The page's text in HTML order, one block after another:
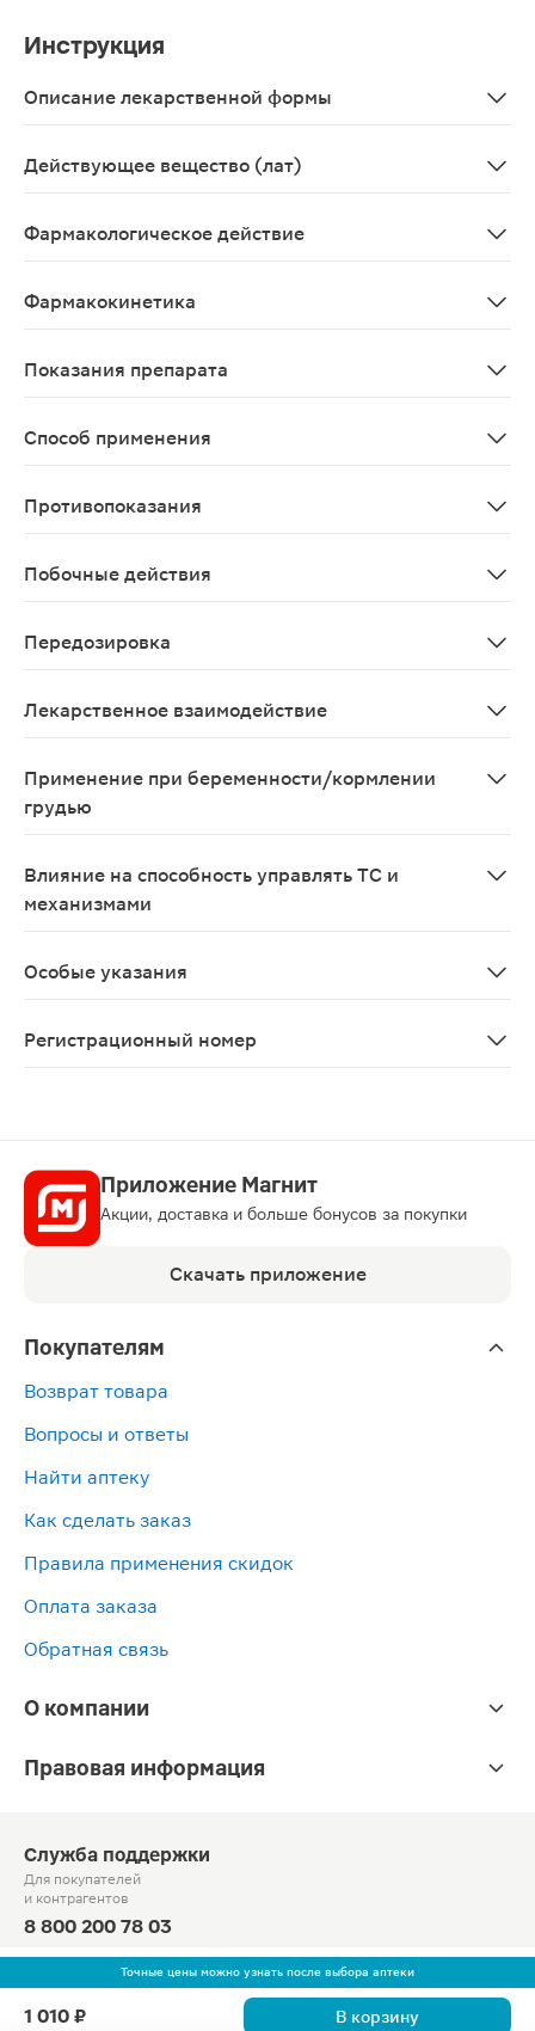
Точные цены можно узнать после выбора аптеки
1 010 ₽ В корзину
Инструкция
Описание лекарственной формы
Действующее вещество (лат)
Фармакологическое действие
Фармакокинетика
Показания препарата
Способ применения
Противопоказания
Побочные действия
Передозировка
Лекарственное взаимодействие
Применение при беременности/кормлении
грудью
Влияние на способность управлять ТС и
механизмами
Особые указания
Регистрационный номер
Приложение Магнит
Акции, доставка и больше бонусов за покупки
Скачать приложение
Покупателям
Возврат товара
Вопросы и ответы
Найти аптеку
Как сделать заказ
Правила применения скидок
Оплата заказа
Обратная связь
О компании
Правовая информация
Служба поддержки
Для покупателей
и контрагентов
8 800 200 78 03
Круглосуточно, звонок по России бесплатный
© Официальный сайт сети «Магнит».